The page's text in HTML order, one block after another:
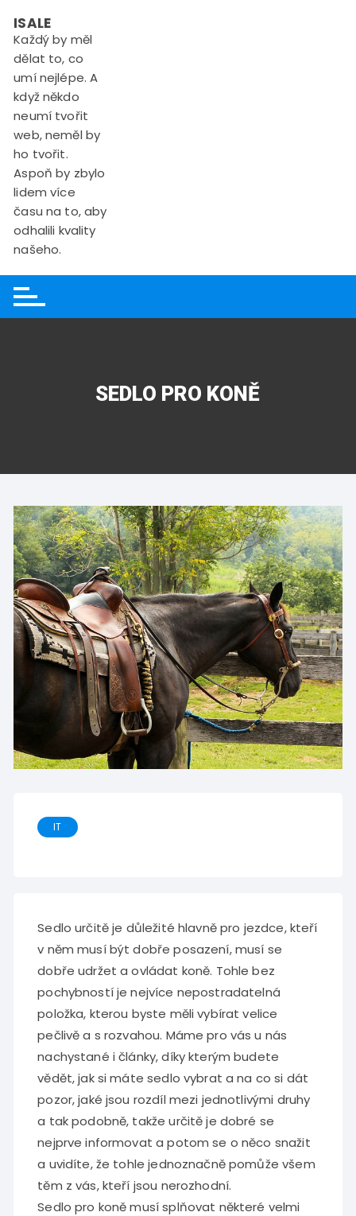
content
ISALE
Každý by měl
dělat to, co
umí nejlépe. A
když někdo
neumí tvořit
web, neměl by
ho tvořit.
Aspoň by zbylo
lidem více
času na to, aby
odhalili kvality
našeho.
SEDLO PRO KONĚ
IT
Sedlo určitě je důležité hlavně pro jezdce, kteří
v něm musí být dobře posazení, musí se
dobře udržet a ovládat koně. Tohle bez
pochybností je nejvíce nepostradatelná
položka, kterou byste měli vybírat velice
pečlivě a s rozvahou. Máme pro vás u nás
nachystané i články, díky kterým budete
vědět, jak si máte sedlo vybrat a na co si dát
pozor, jaké jsou rozdíl mezi jednotlivými druhy
a tak podobně, takže určitě je dobré se
nejprve informovat a potom se o něco snažit
a uvidíte, že tohle jednoznačně pomůže všem
těm z vás, kteří jsou nerozhodní.
Sedlo pro koněmusí splňovat některé velmi